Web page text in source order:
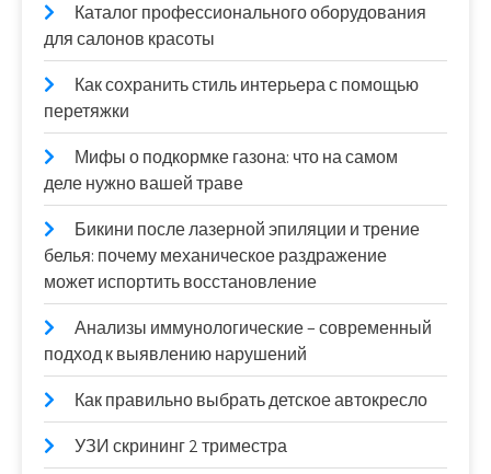
Каталог профессионального оборудования
для салонов красоты
Как сохранить стиль интерьера с помощью
перетяжки
Мифы о подкормке газона: что на самом
деле нужно вашей траве
Бикини после лазерной эпиляции и трение
белья: почему механическое раздражение
может испортить восстановление
Анализы иммунологические – современный
подход к выявлению нарушений
Как правильно выбрать детское автокресло
УЗИ скрининг 2 триместра